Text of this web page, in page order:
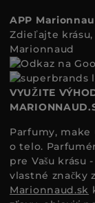
APP
Zdieľajte
Marionnaud
VYUŽITE
Parfumy,
o telo.
pre Vašu krásu
vlastné značky
Marionnaud.sk